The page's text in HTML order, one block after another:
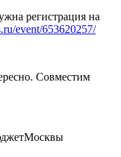
регистрация на
event/653620257/
Совместим